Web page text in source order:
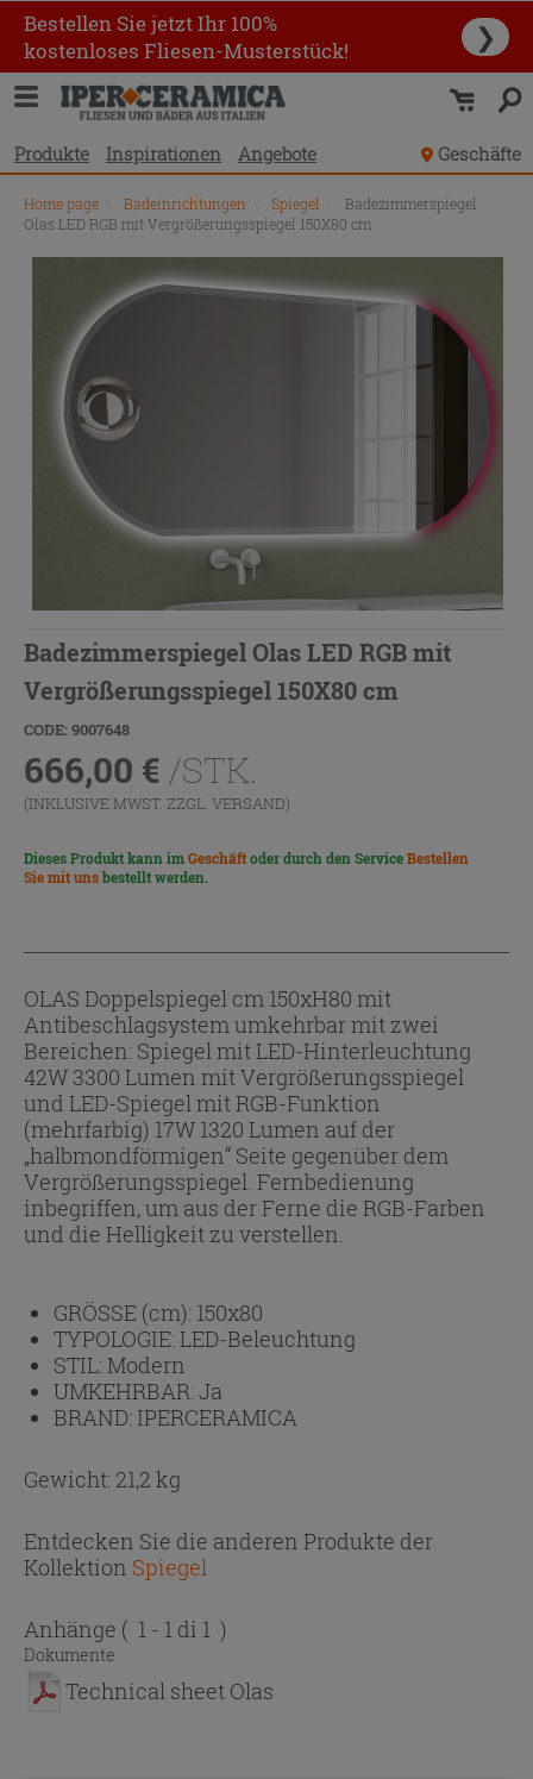
Bestellen Sie jetzt Ihr 100%
kostenloses Fliesen-Musterstück!
❯
Produkte Inspirationen Angebote Geschäfte
Home page Badeinrichtungen Spiegel
Badezimmerspiegel
Olas LED RGB mit Vergrößerungsspiegel 150X80 cm
Badezimmerspiegel Olas LED RGB mit
Vergrößerungsspiegel 150X80 cm
CODE: 9007648
666,00 € /STK.
(INKLUSIVE MWST. ZZGL. VERSAND)
Dieses Produkt kann imGeschäftoder durch den ServiceBestellen
Sie mit unsbestellt werden.
OLAS Doppelspiegel cm 150xH80 mit
Antibeschlagsystem umkehrbar mit zwei
Bereichen: Spiegel mit LED-Hinterleuchtung
42W 3300 Lumen mit Vergrößerungsspiegel
und LED-Spiegel mit RGB-Funktion
(mehrfarbig) 17W 1320 Lumen auf der
„halbmondförmigen“ Seite gegenüber dem
Vergrößerungsspiegel. Fernbedienung
inbegriffen, um aus der Ferne die RGB-Farben
und die Helligkeit zu verstellen.
GRÖSSE (cm): 150x80
TYPOLOGIE:LED-Beleuchtung
STIL:Modern
UMKEHRBAR:Ja
BRAND: IPERCERAMICA
Gewicht: 21,2 kg
Entdecken Sie die anderen Produkte der
Kollektion Spiegel
Anhänge ( 1 - 1 di 1 )
Dokumente
Technical sheet Olas